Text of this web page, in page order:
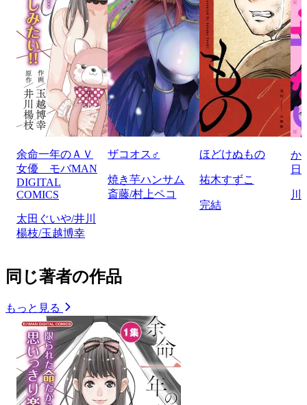
余命一年のＡＶ
女優 モバMAN
DIGITAL
COMICS
太田ぐいや/井川
楊枝/玉越博幸
ザコオス♂
焼き芋ハンサム
斎藤/村上ペコ
ほどけぬもの
祐木すずこ
完結
か
日
川
同じ著者の作品
もっと見る